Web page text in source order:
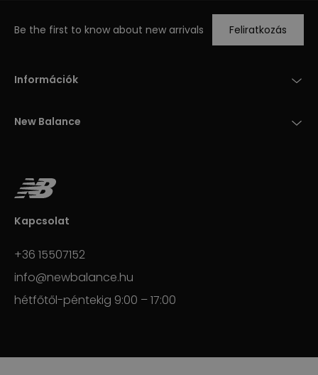
Be the first to know about new arrivals Feliratkozás
Információk
New Balance
Kapcsolat
+36 15507152
info@newbalance.hu
hétfőtől-péntekig 9:00 – 17:00